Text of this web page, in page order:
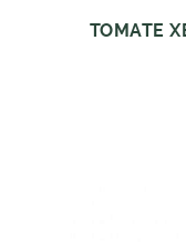
TOMATE